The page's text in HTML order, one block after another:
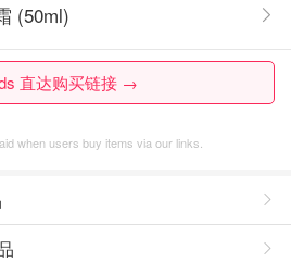
(50ml)
直达购买链接 →
when users buy items via our links.